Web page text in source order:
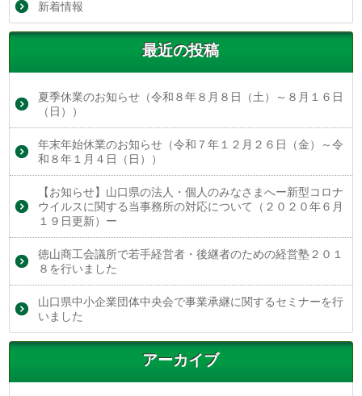
新着情報
最近の投稿
夏季休業のお知らせ（令和８年８月８日（土）～８月１６日
（日））
年末年始休業のお知らせ（令和７年１２月２６日（金）～令
和８年１月４日（日））
【お知らせ】山口県の法人・個人のみなさまへー新型コロナ
ウイルスに関する当事務所の対応について（２０２０年６月
１９日更新）ー
徳山商工会議所で若手経営者・後継者のための経営塾２０１
８を行いました
山口県中小企業団体中央会で事業承継に関するセミナーを行
いました
アーカイブ